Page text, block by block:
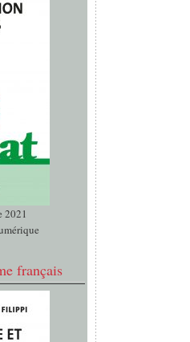
2021
français